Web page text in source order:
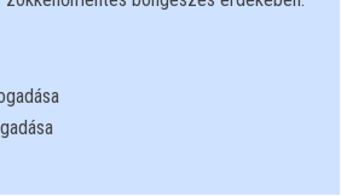
a vizsgálandó koncepciós perek és a
től 1989-ig. Péter Györgytől
hangfelvételeinek további
kötött. Bármilyen felhasználási
az Országos Széchényi Könyvtár